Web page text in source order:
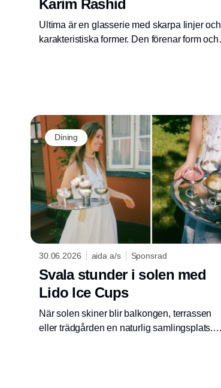
Karim Rashid
Ultima är en glasserie med skarpa linjer och
karakteristiska former. Den förenar form och
Dining
30.06.2026 aida a/s Sponsrad
Svala stunder i solen med
Lido Ice Cups
När solen skiner blir balkongen, terrassen
eller trädgården en naturlig samlingsplats.